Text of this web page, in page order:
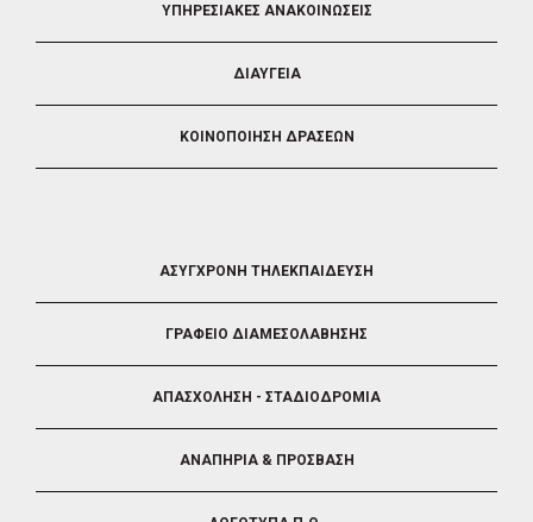
ΥΠΗΡΕΣΙΑΚΕΣ ΑΝΑΚΟΙΝΩΣΕΙΣ
ΔΙΑΥΓΕΙΑ
ΚΟΙΝΟΠΟΙΗΣΗ ΔΡΑΣΕΩΝ
ΑΣΥΓΧΡΟΝΗ ΤΗΛΕΚΠΑΙΔΕΥΣΗ
ΓΡΑΦΕΙΟ ΔΙΑΜΕΣΟΛΑΒΗΣΗΣ
ΑΠΑΣΧΟΛΗΣΗ - ΣΤΑΔΙΟΔΡΟΜΙΑ
ΑΝΑΠΗΡΙΑ & ΠΡΟΣΒΑΣΗ